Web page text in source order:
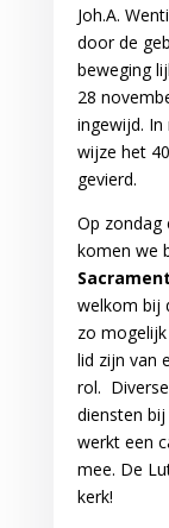
Joh.A.
door de
beweging
28
ingewijd.
wijze het
gevierd.
Op zondag
komen we
Sacrament
welkom bij
zo
lid zijn van
rol.
diensten
werkt een
mee. De
kerk!